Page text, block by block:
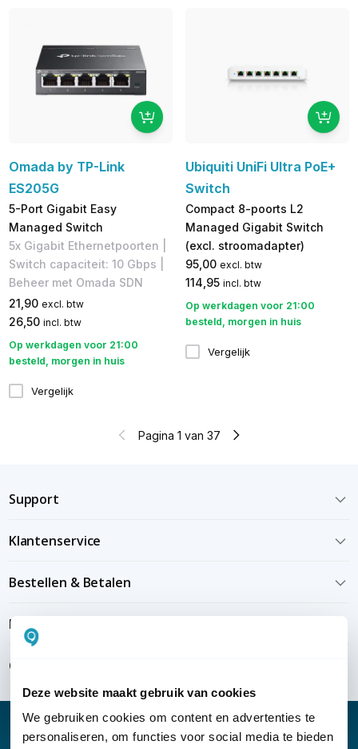
Deze website maakt gebruik van cookies
We gebruiken cookies om content en advertenties te
personaliseren, om functies voor social media te bieden
Omada by TP-Link
ES205G
5-Port Gigabit Easy
Managed Switch
5x Gigabit Ethernetpoorten |
Switch capaciteit: 10 Gbps |
Beheer met Omada SDN
21,90 excl. btw
26,50 incl. btw
Op werkdagen voor 21:00
besteld, morgen in huis
Vergelijk
Ubiquiti UniFi Ultra PoE+
Switch
Compact 8-poorts L2
Managed Gigabit Switch
(excl. stroomadapter)
95,00 excl. btw
114,95 incl. btw
Op werkdagen voor 21:00
besteld, morgen in huis
Vergelijk
Pagina 1 van 37
Support
Klantenservice
Bestellen & Betalen
Bezorgen & installeren
Over KommaGo